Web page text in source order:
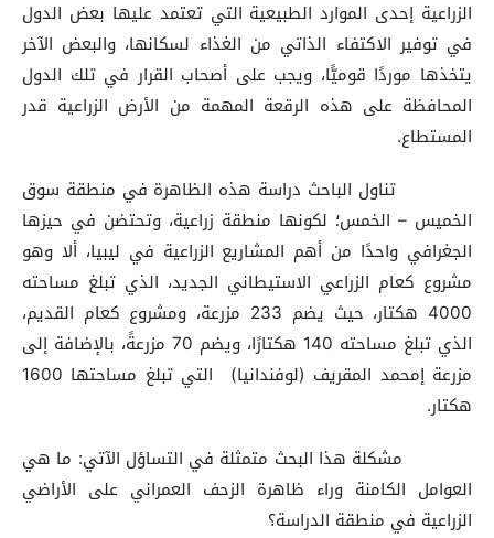
الزراعية إحدى الموارد الطبيعية التي تعتمد عليها بعض الدول
في توفير الاكتفاء الذاتي من الغذاء لسكانها، والبعض الآخر
يتخذها موردًا قوميًّا، ويجب على أصحاب القرار في تلك الدول
المحافظة على هذه الرقعة المهمة من الأرض الزراعية قدر
المستطاع.
تناول الباحث دراسة هذه الظاهرة في منطقة سوق
الخميس – الخمس؛ لكونها منطقة زراعية، وتحتضن في حيزها
الجغرافي واحدًا من أهم المشاريع الزراعية في ليبيا، ألا وهو
مشروع كعام الزراعي الاستيطاني الجديد، الذي تبلغ مساحته
4000 هكتار، حيث يضم 233 مزرعة، ومشروع كعام القديم،
الذي تبلغ مساحته 140 هكتارًا، ويضم 70 مزرعةً، بالإضافة إلى
مزرعة إمحمد المقريف (لوفندانيا) التي تبلغ مساحتها 1600
هكتار.
مشكلة هذا البحث متمثلة في التساؤل الآتي: ما هي
العوامل الكامنة وراء ظاهرة الزحف العمراني على الأراضي
الزراعية في منطقة الدراسة؟